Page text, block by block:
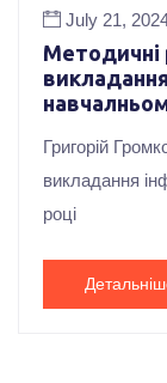
July 21,
Методичні
Григорій
викладання
році